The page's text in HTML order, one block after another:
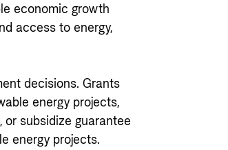
economic growth
access to energy,
decisions. Grants
energy projects,
subsidize guarantee
energy projects.